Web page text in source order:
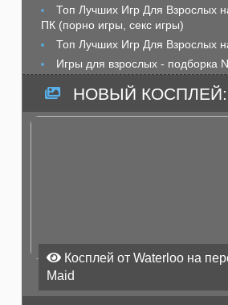
Топ Лучших Игр Для Взрослых
ПК (порно игры, секс игры)
Топ Лучших Игр Для Взрослых
Игры для взрослых - подборка
НОВЫЙ КОСПЛЕЙ:
Косплей от Waterloo на
Maid